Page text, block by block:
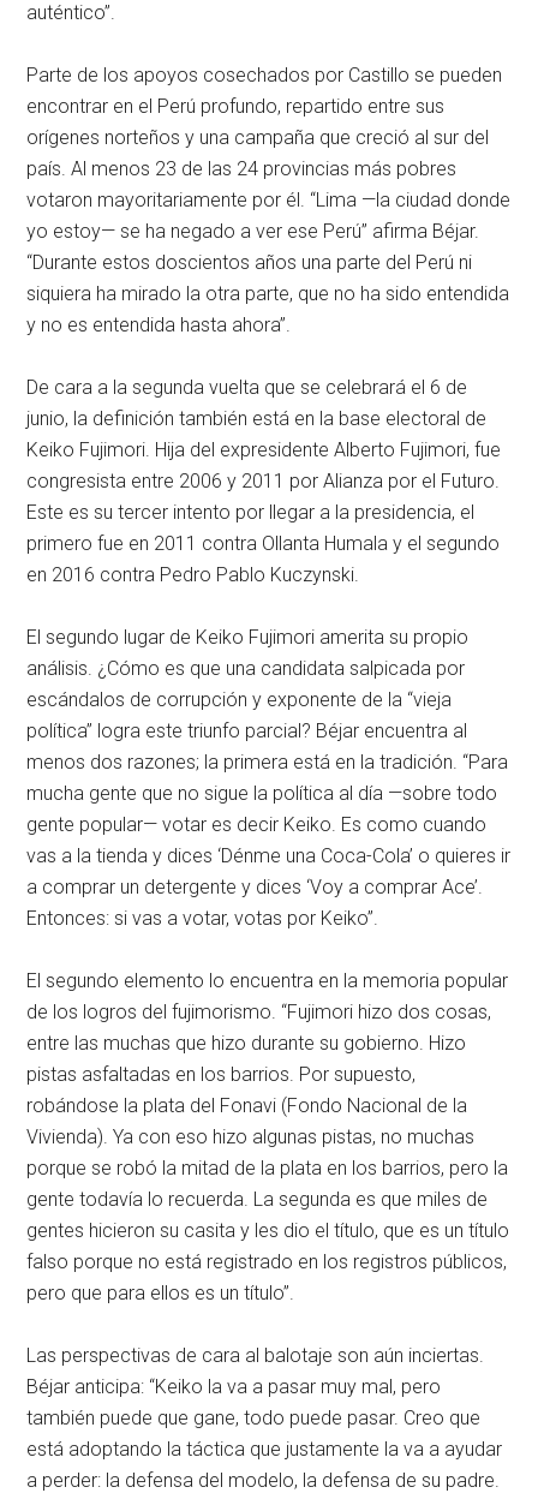
auténtico”.
Parte de los apoyos cosechados por Castillo se pueden
encontrar en el Perú profundo, repartido entre sus
orígenes norteños y una campaña que creció al sur del
país. Al menos 23 de las 24 provincias más pobres
votaron mayoritariamente por él. “Lima —la ciudad donde
yo estoy— se ha negado a ver ese Perú” afirma Béjar.
“Durante estos doscientos años una parte del Perú ni
siquiera ha mirado la otra parte, que no ha sido entendida
y no es entendida hasta ahora”.
De cara a la segunda vuelta que se celebrará el 6 de
junio, la definición también está en la base electoral de
Keiko Fujimori. Hija del expresidente Alberto Fujimori, fue
congresista entre 2006 y 2011 por Alianza por el Futuro.
Este es su tercer intento por llegar a la presidencia, el
primero fue en 2011 contra Ollanta Humala y el segundo
en 2016 contra Pedro Pablo Kuczynski.
El segundo lugar de Keiko Fujimori amerita su propio
análisis. ¿Cómo es que una candidata salpicada por
escándalos de corrupción y exponente de la “vieja
política” logra este triunfo parcial? Béjar encuentra al
menos dos razones; la primera está en la tradición. “Para
mucha gente que no sigue la política al día —sobre todo
gente popular— votar es decir Keiko. Es como cuando
vas a la tienda y dices ‘Dénme una Coca-Cola’ o quieres ir
a comprar un detergente y dices ‘Voy a comprar Ace’.
Entonces: si vas a votar, votas por Keiko”.
El segundo elemento lo encuentra en la memoria popular
de los logros del fujimorismo. “Fujimori hizo dos cosas,
entre las muchas que hizo durante su gobierno. Hizo
pistas asfaltadas en los barrios. Por supuesto,
robándose la plata del Fonavi (Fondo Nacional de la
Vivienda). Ya con eso hizo algunas pistas, no muchas
porque se robó la mitad de la plata en los barrios, pero la
gente todavía lo recuerda. La segunda es que miles de
gentes hicieron su casita y les dio el título, que es un título
falso porque no está registrado en los registros públicos,
pero que para ellos es un título”.
Las perspectivas de cara al balotaje son aún inciertas.
Béjar anticipa: “Keiko la va a pasar muy mal, pero
también puede que gane, todo puede pasar. Creo que
está adoptando la táctica que justamente la va a ayudar
a perder: la defensa del modelo, la defensa de su padre.